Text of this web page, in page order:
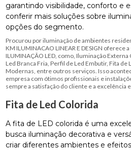
garantindo visibilidade, conforto e
conferir mais soluções sobre
opções do segmento.
Procurou por iluminação de ambientes
KM ILUMINACAO LINEAR E DESIGN oferece
ILUMINAÇÃO LED, como, Iluminação Externa
Led Branca Fria, Perfil de Led Embutir, Fita de
Modernas, entre outros serviços. Isso
empresa com ótimos profissionais e
sempre a satisfação do cliente e a excelência
Fita de Led Colorida
A fita de LED colorida é uma
busca iluminação decorativa e
criar diferentes ambientes e